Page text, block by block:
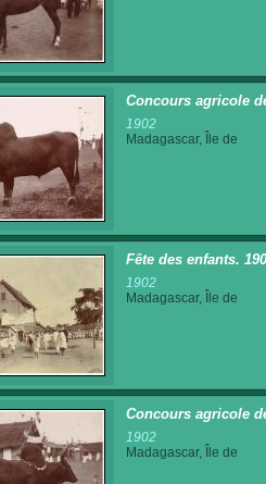
Concours agricole
1902
Madagascar, Île de
Fête des enfants.
1902
Madagascar, Île de
Concours agricole
1902
Madagascar, Île de